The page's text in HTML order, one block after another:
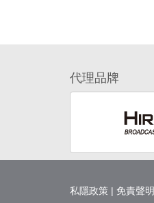
代理品牌
私隱政策 | 免責聲明